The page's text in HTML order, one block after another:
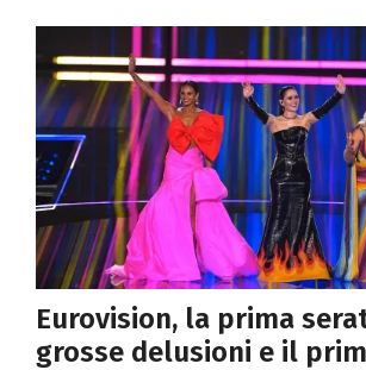
Eurovision, la prima
grosse delusioni e il